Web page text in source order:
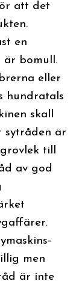
att det
en
är bomull.
eller
hundratals
skall
sytråden är
till
av god
men
är inte